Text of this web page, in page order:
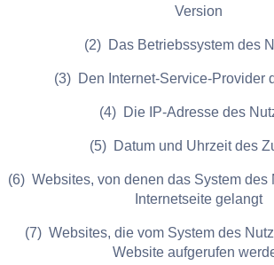
Version
(2) Das Betriebssystem des
(3) Den Internet-Service-Provider
(4) Die IP-Adresse des
(5) Datum und Uhrzeit des
(6) Websites, von denen das System des
Internetseite gelangt
(7) Websites, die vom System des
Website aufgerufen